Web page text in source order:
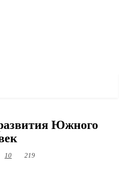
Южного
10 219